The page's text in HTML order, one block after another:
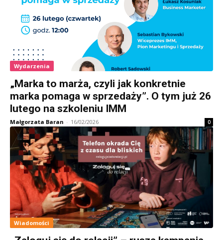
Wydarzenia
„Marka to marża, czyli jak konkretnie
marka pomaga w sprzedaży”. O tym już 26
lutego na szkoleniu IMM
Małgorzata Baran - 16/02/2026 0
Wiadomości